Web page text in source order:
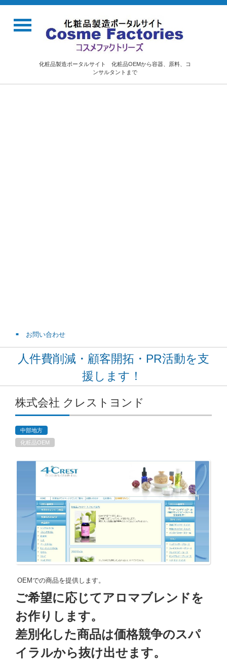
化粧品製造ポータルサイト 化粧品OEMから容器、原料、コ
ンサルタントまで
お問い合わせ
人件費削減・顧客開拓・PR活動を支
援します！
株式会社 クレストヨンド
中部地方
化粧品OEM
OEMでの商品を提供します。
ご希望に応じてアロマブレンドを
お作りします。
差別化した商品は価格競争のスパ
イラルから抜け出せます。